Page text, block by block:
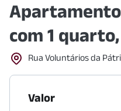
com 1
Rua Voluntários da
Valor